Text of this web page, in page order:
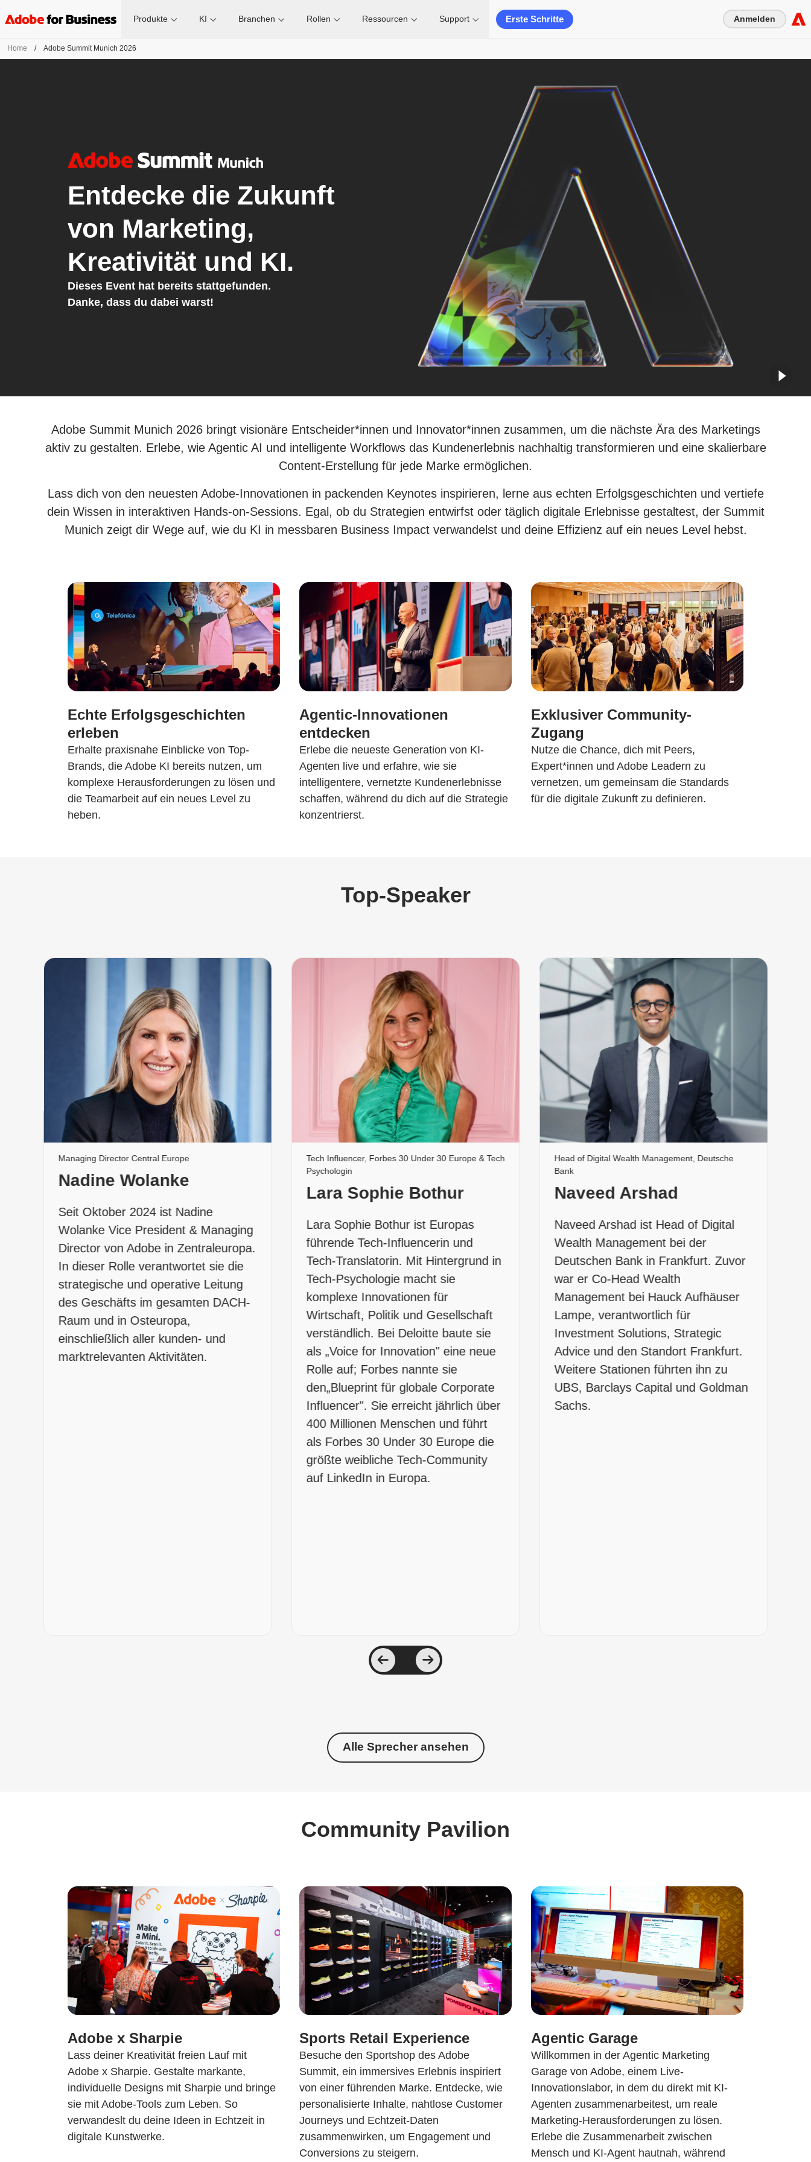
Produkte KI Branchen Rollen Ressourcen Support Erste Schritte Anmelden
Home / Adobe Summit Munich 2026
Entdecke die Zukunft
von Marketing,
Kreativität und KI.
Dieses Event hat bereits stattgefunden.
Danke, dass du dabei warst!
Adobe Summit Munich 2026 bringt visionäre Entscheider*innen und Innovator*innen zusammen, um die nächste Ära des Marketings
aktiv zu gestalten. Erlebe, wie Agentic AI und intelligente Workflows das Kundenerlebnis nachhaltig transformieren und eine skalierbare
Content-Erstellung für jede Marke ermöglichen.
Lass dich von den neuesten Adobe-Innovationen in packenden Keynotes inspirieren, lerne aus echten Erfolgsgeschichten und vertiefe
dein Wissen in interaktiven Hands-on-Sessions. Egal, ob du Strategien entwirfst oder täglich digitale Erlebnisse gestaltest, der Summit
Munich zeigt dir Wege auf, wie du KI in messbaren Business Impact verwandelst und deine Effizienz auf ein neues Level hebst.
Echte Erfolgsgeschichten
erleben
Erhalte praxisnahe Einblicke von Top-
Brands, die Adobe KI bereits nutzen, um
komplexe Herausforderungen zu lösen und
die Teamarbeit auf ein neues Level zu
heben.
Agentic-Innovationen
entdecken
Erlebe die neueste Generation von KI-
Agenten live und erfahre, wie sie
intelligentere, vernetzte Kundenerlebnisse
schaffen, während du dich auf die Strategie
konzentrierst.
Exklusiver Community-
Zugang
Nutze die Chance, dich mit Peers,
Expert*innen und Adobe Leadern zu
vernetzen, um gemeinsam die Standards
für die digitale Zukunft zu definieren.
Top‑Speaker
Managing Director Central Europe
Nadine Wolanke
Seit Oktober 2024 ist Nadine
Wolanke Vice President & Managing
Director von Adobe in Zentraleuropa.
In dieser Rolle verantwortet sie die
strategische und operative Leitung
des Geschäfts im gesamten DACH-
Raum und in Osteuropa,
einschließlich aller kunden- und
marktrelevanten Aktivitäten.
Tech Influencer, Forbes 30 Under 30 Europe & Tech
Psychologin
Lara Sophie Bothur
Lara Sophie Bothur ist Europas
führende Tech-Influencerin und
Tech-Translatorin. Mit Hintergrund in
Tech-Psychologie macht sie
komplexe Innovationen für
Wirtschaft, Politik und Gesellschaft
verständlich. Bei Deloitte baute sie
als „Voice for Innovation" eine neue
Rolle auf; Forbes nannte sie
den„Blueprint für globale Corporate
Influencer". Sie erreicht jährlich über
400 Millionen Menschen und führt
als Forbes 30 Under 30 Europe die
größte weibliche Tech-Community
auf LinkedIn in Europa.
Head of Digital Wealth Management, Deutsche
Bank
Naveed Arshad
Naveed Arshad ist Head of Digital
Wealth Management bei der
Deutschen Bank in Frankfurt. Zuvor
war er Co-Head Wealth
Management bei Hauck Aufhäuser
Lampe, verantwortlich für
Investment Solutions, Strategic
Advice und den Standort Frankfurt.
Weitere Stationen führten ihn zu
UBS, Barclays Capital und Goldman
Sachs.
Alle Sprecher ansehen
Community Pavilion
Adobe x Sharpie
Lass deiner Kreativität freien Lauf mit
Adobe x Sharpie. Gestalte markante,
individuelle Designs mit Sharpie und bringe
sie mit Adobe-Tools zum Leben. So
verwandeslt du deine Ideen in Echtzeit in
digitale Kunstwerke.
Sports Retail Experience
Besuche den Sportshop des Adobe
Summit, ein immersives Erlebnis inspiriert
von einer führenden Marke. Entdecke, wie
personalisierte Inhalte, nahtlose Customer
Journeys und Echtzeit-Daten
zusammenwirken, um Engagement und
Conversions zu steigern.
Agentic Garage
Willkommen in der Agentic Marketing
Garage von Adobe, einem Live-
Innovationslabor, in dem du direkt mit KI-
Agenten zusammenarbeitest, um reale
Marketing-Herausforderungen zu lösen.
Erlebe die Zusammenarbeit zwischen
Mensch und KI-Agent hautnah, während